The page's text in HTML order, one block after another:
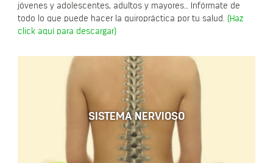
jóvenes y adolescentes, adultos y mayores… Infórmate de
todo lo que puede hacer la quiropráctica por tu salud. (Haz
click aquí para descargar)
SISTEMA NERVIOSO